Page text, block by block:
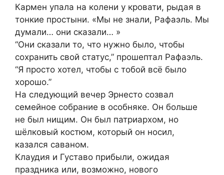
Кармен упала на колени у кровати, рыдая в
тонкие простыни. «Мы не знали, Рафаэль. Мы
думали… они сказали… »
“Они сказали то, что нужно было, чтобы
сохранить свой статус,” прошептал Рафаэль.
“Я просто хотел, чтобы с тобой всё было
хорошо.”
На следующий вечер Эрнесто созвал
семейное собрание в особняке. Он больше
не был нищим. Он был патриархом, но
шёлковый костюм, который он носил,
казался саваном.
Клаудия и Густаво прибыли, ожидая
праздника или, возможно, нового